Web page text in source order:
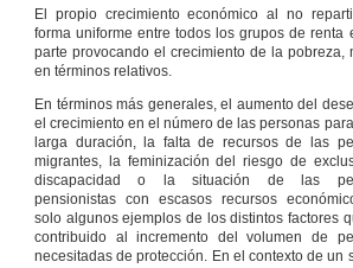
sistemas de
inteligencia artificial
en el control de las
prestaciones
CAPÍTULO
IV
PROTECCIÓN DE
DATOS DE CARÁCTER
PERSONAL Y
SUMINISTRO DE
INFORMACIÓN
Artículo 87
Protección de datos
El propio crecimiento económico al no
forma uniforme entre todos los grupos de renta
parte provocando el crecimiento de la pobreza,
en términos relativos.
En términos más generales, el aumento del
el crecimiento en el número de las personas
larga duración, la falta de recursos de las
migrantes, la feminización del riesgo de
discapacidad o la situación de las
pensionistas con escasos recursos
solo algunos ejemplos de los distintos factores
contribuido al incremento del volumen de
necesitadas de protección. En el contexto de un